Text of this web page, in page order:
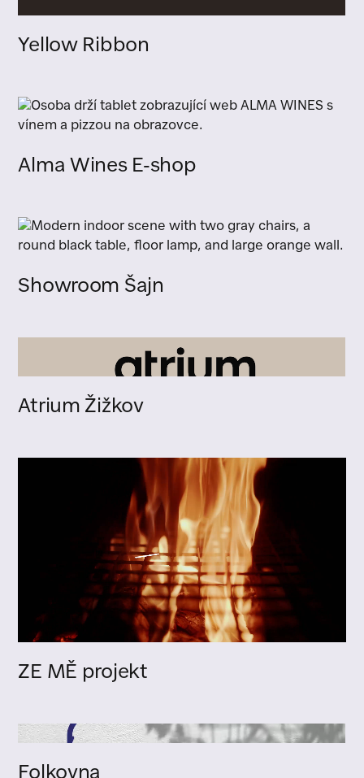
Yellow Ribbon
Alma Wines E-shop
Showroom Šajn
Atrium Žižkov
ZE MĚ projekt
Folkovna